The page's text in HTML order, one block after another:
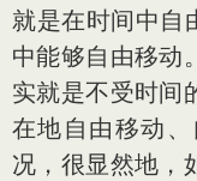
就是在时间中自
中能够自由移动
实就是不受时间
在地自由移动
况，很显然地，